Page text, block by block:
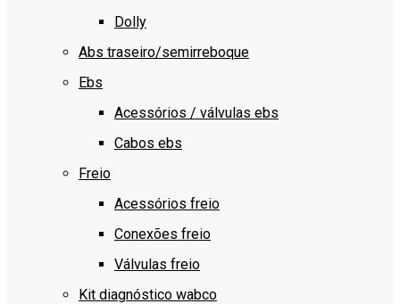
Dolly
Abs traseiro/semirreboque
Ebs
Acessórios / válvulas ebs
Cabos ebs
Freio
Acessórios freio
Conexões freio
Válvulas freio
Kit diagnóstico wabco